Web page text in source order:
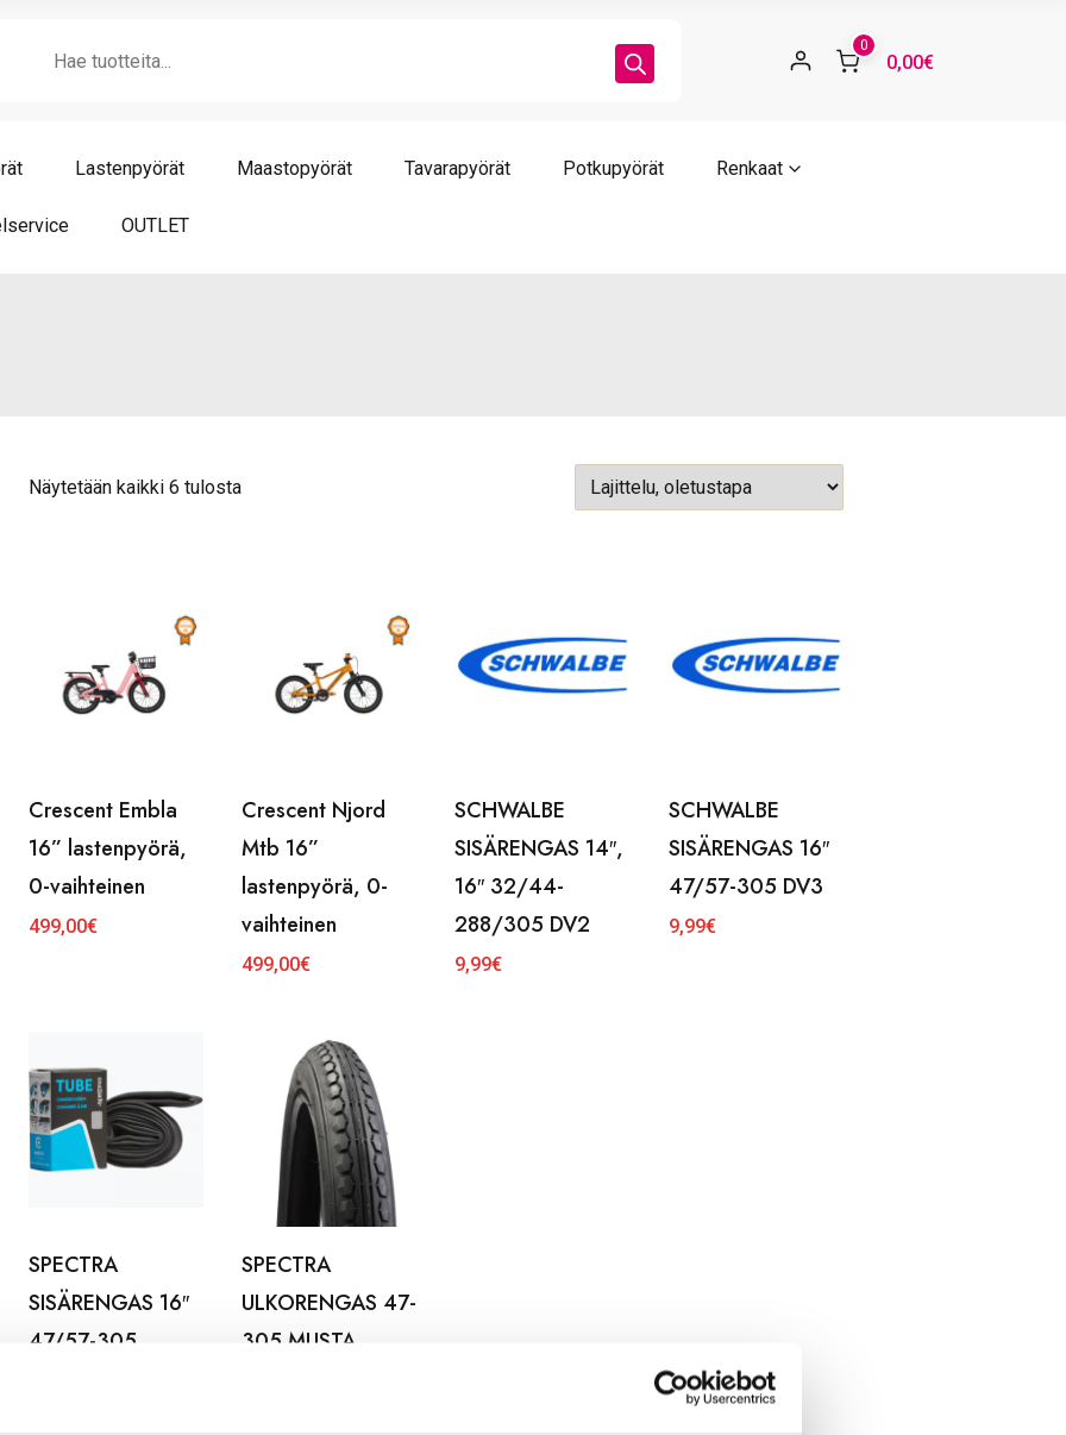
0
0,00€
Lastenpyörät Maastopyörät Tavarapyörät Potkupyörät Renkaat
OUTLET
Näytetään kaikki 6 tulosta
Crescent Embla
16” lastenpyörä,
0-vaihteinen
499,00€
Crescent Njord
Mtb 16”
lastenpyörä, 0-
vaihteinen
499,00€
SCHWALBE
SISÄRENGAS 14″,
16″ 32/44-
288/305 DV2
9,99€
SCHWALBE
SISÄRENGAS 16″
47/57-305 DV3
9,99€
SPECTRA
SISÄRENGAS 16″
47/57-305
SPECTRA
ULKORENGAS 47-
305 MUSTA